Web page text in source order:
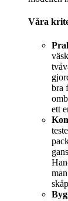
Våra
bra
ett